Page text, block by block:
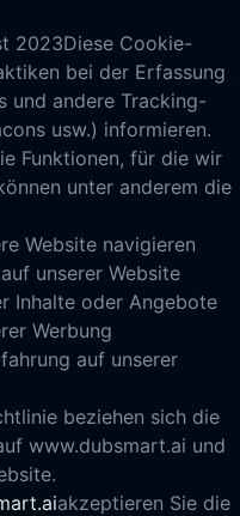
2023Diese Cookie-
bei der Erfassung
und andere Tracking-
usw.) informieren.
Funktionen, für die wir
unter anderem die
Website navigieren
unserer Website
Inhalte oder Angebote
Werbung
auf unserer
beziehen sich die
www.dubsmart.ai und
akzeptieren Sie die